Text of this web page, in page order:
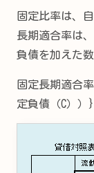
固定比率は、
長期適合率は
負債を加えた
固定長期適合
定負債（C）